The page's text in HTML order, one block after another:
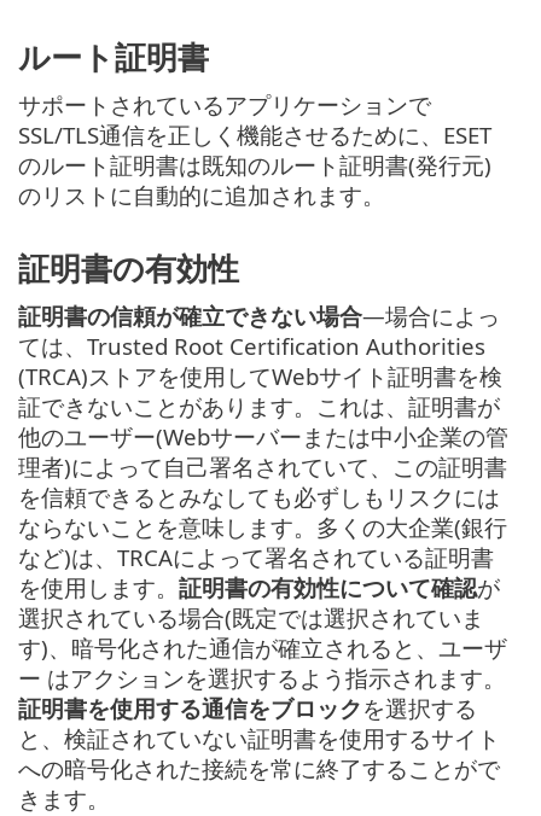
ルート証明書
サポートされているアプリケーションで
SSL/TLS通信を正しく機能させるために、ESET
のルート証明書は既知のルート証明書(発行元)
のリストに自動的に追加されます。
証明書の有効性
証明書の信頼が確立できない場合—場合によっ
ては、Trusted Root Certification Authorities
(TRCA)ストアを使用してWebサイト証明書を検
証できないことがあります。これは、証明書が
他のユーザー(Webサーバーまたは中小企業の管
理者)によって自己署名されていて、この証明書
を信頼できるとみなしても必ずしもリスクには
ならないことを意味します。多くの大企業(銀行
など)は、TRCAによって署名されている証明書
を使用します。 証明書の有効性について確認が
選択されている場合(既定では選択されていま
す)、暗号化された通信が確立されると、ユーザ
ー はアクションを選択するよう指示されます。
証明書を使用する通信をブロックを選択する
と、検証されていない証明書を使用するサイト
への暗号化された接続を常に終了することがで
きます。